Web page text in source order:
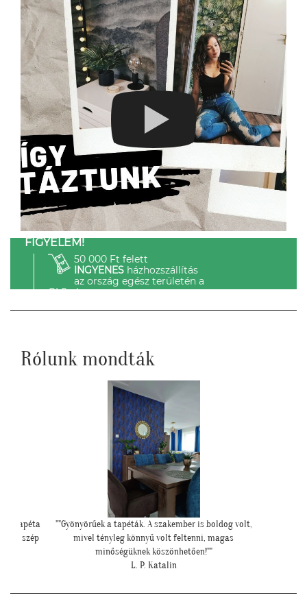
FIGYELEM!
50 000 Ft felett
INGYENESházhozszállítás
az ország egész területén a
GLS-el.
Rólunk mondták
volt,
"Meseszép lett a tapéta! Köszönöm a sok
segítséget"
T. Mariann